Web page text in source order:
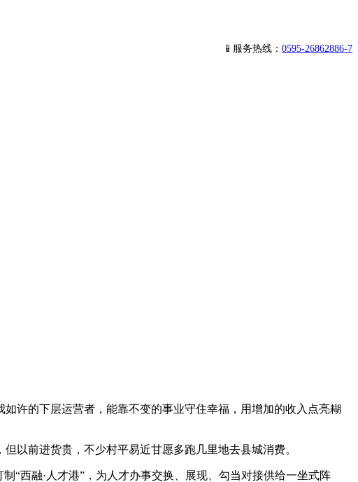
📱服务热线： 0595-26862886-7
许的下层运营者，能靠不变的事业守住幸福，用增加的收入点亮糊
前进货贵，不少村平易近甘愿多跑几里地去县城消费。
西融·人才港”，为人才办事交换、展现、勾当对接供给一坐式阵